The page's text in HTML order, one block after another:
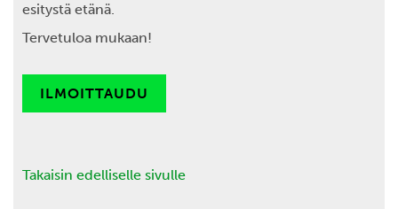
esitystä etänä.
Tervetuloa mukaan!
ILMOITTAUDU
Takaisin edelliselle sivulle